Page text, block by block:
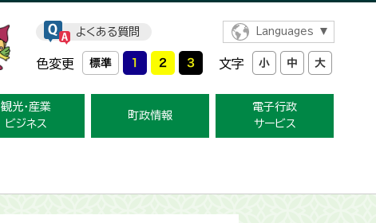
よくある質問 Languages
色変更 文字
観光・産業
ビジネス
町政情報
電子行政
サービス